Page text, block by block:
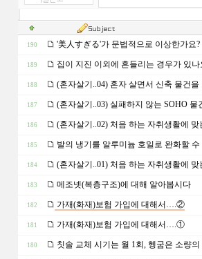
190 '美人すぎる'가 문법적으로 이상한가요?
189 집이 지진 이외에 흔들리는 경우가 있나
188 (혼자살기..04) 혼자 살면서 신축 물건
187 (혼자살기..03) 실패하지 않는 SOHO 물
186 (혼자살기..02) 처음 하는 자취생활에 맞
185 발의 냉기를 알루미늄 호일로 완화할 수
184 (혼자살기..01) 처음 하는 자취생활에 맞
183 메조넷(복층구조)에 대해 알아봅시다
182 가재(화재)보험 가입에 대해서….②
181 가재(화재)보험 가입에 대해서….①
180 칫솔 교체 시기는 월 1회, 헹굼은 소량